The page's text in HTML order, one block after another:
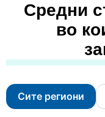
Средни
во
Сите региони